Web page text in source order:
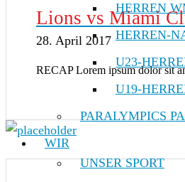
HERREN
HERREN-
U23-
U19-
PARALYMPICS
WIR
UNSER SPORT
Lions vs Miami
28. April 2017
RECAP Lorem ipsum dolor sit